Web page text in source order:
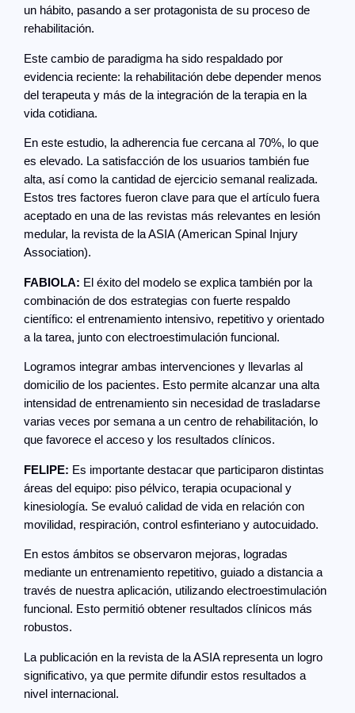
un hábito, pasando a ser protagonista de su proceso de
rehabilitación.
Este cambio de paradigma ha sido respaldado por
evidencia reciente: la rehabilitación debe depender menos
del terapeuta y más de la integración de la terapia en la
vida cotidiana.
En este estudio, la adherencia fue cercana al 70%, lo que
es elevado. La satisfacción de los usuarios también fue
alta, así como la cantidad de ejercicio semanal realizada.
Estos tres factores fueron clave para que el artículo fuera
aceptado en una de las revistas más relevantes en lesión
medular, la revista de la ASIA (American Spinal Injury
Association).
FABIOLA: El éxito del modelo se explica también por la
combinación de dos estrategias con fuerte respaldo
científico: el entrenamiento intensivo, repetitivo y orientado
a la tarea, junto con electroestimulación funcional.
Logramos integrar ambas intervenciones y llevarlas al
domicilio de los pacientes. Esto permite alcanzar una alta
intensidad de entrenamiento sin necesidad de trasladarse
varias veces por semana a un centro de rehabilitación, lo
que favorece el acceso y los resultados clínicos.
FELIPE: Es importante destacar que participaron distintas
áreas del equipo: piso pélvico, terapia ocupacional y
kinesiología. Se evaluó calidad de vida en relación con
movilidad, respiración, control esfinteriano y autocuidado.
En estos ámbitos se observaron mejoras, logradas
mediante un entrenamiento repetitivo, guiado a distancia a
través de nuestra aplicación, utilizando electroestimulación
funcional. Esto permitió obtener resultados clínicos más
robustos.
La publicación en la revista de la ASIA representa un logro
significativo, ya que permite difundir estos resultados a
nivel internacional.